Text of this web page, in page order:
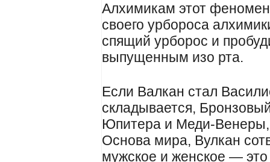
Алхимикам этот
своего урбороса
спящий урборос и
выпущенным изо рта.
Если Валкан стал
складывается,
Юпитера и Меди-Венеры,
Основа мира, Вулкан
мужское и женское — это